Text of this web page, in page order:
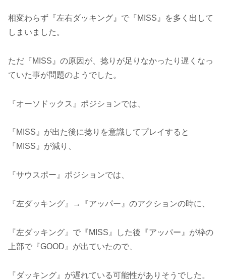
相変わらず『左右ダッキング』で『MISS』を多く出して
しまいました。
ただ『MISS』の原因が、捻りが足りなかったり遅くなっ
ていた事が問題のようでした。
『オーソドックス』ポジションでは、
『MISS』が出た後に捻りを意識してプレイすると
『MISS』が減り、
『サウスポー』ポジションでは、
『左ダッキング』→『アッパー』のアクションの時に、
『左ダッキング』で『MISS』した後『アッパー』が枠の
上部で『GOOD』が出ていたので、
『ダッキング』が遅れている可能性がありそうでした。